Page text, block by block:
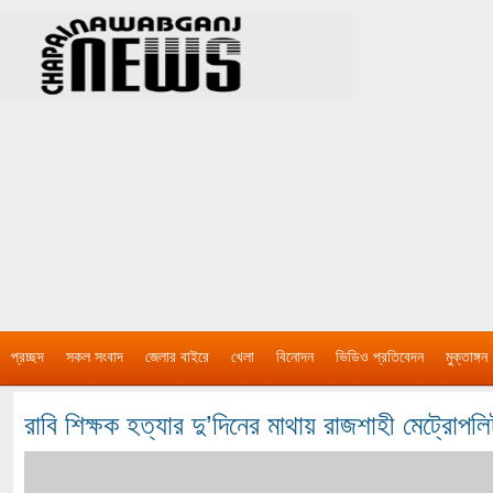
প্রচ্ছদ সকল সংবাদ জেলার বাইরে খেলা বিনোদন ভিডিও প্রতিবেদন মুক্তাঙ্গন
রাবি শিক্ষক হত্যার দু’দিনের মাথায় রাজশাহী